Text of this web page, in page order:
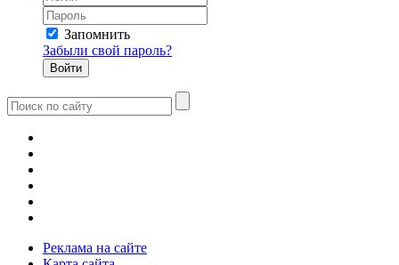
Запомнить
Забыли свой пароль?
Реклама на сайте